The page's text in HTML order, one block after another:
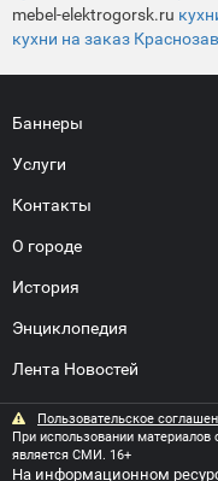
mebel-elektrogorsk.ru
кухни на заказ
Баннеры
Услуги
Контакты
О городе
История
Энциклопедия
Лента Новостей
Пользовательское
При использовании
является СМИ. 16+
На информационном